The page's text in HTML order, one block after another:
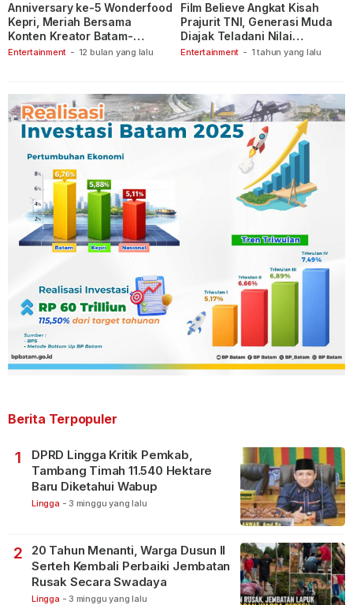
Entertainment - 12 bulan yang lalu
Anniversary ke-5 Wonderfood
Kepri, Meriah Bersama
Konten Kreator Batam-
Tanjungpinang
Entertainment - 1 tahun yang lalu
Film Believe Angkat Kisah
Prajurit TNI, Generasi Muda
Diajak Teladani Nilai
Keberanian
Berita Terpopuler
1
DPRD Lingga Kritik Pemkab,
Tambang Timah 11.540 Hektare
Baru Diketahui Wabup
Lingga - 3 minggu yang lalu
2
20 Tahun Menanti, Warga Dusun II
Serteh Kembali Perbaiki Jembatan
Rusak Secara Swadaya
Lingga - 3 minggu yang lalu